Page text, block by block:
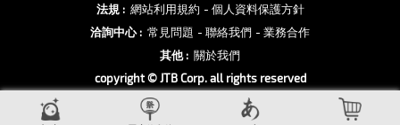
法規: 網站利用規約 - 個人資料保護方針
洽詢中心: 常見問題 - 聯絡我們 - 業務合作
其他: 關於我們
copyright © JTB Corp. all rights reserved